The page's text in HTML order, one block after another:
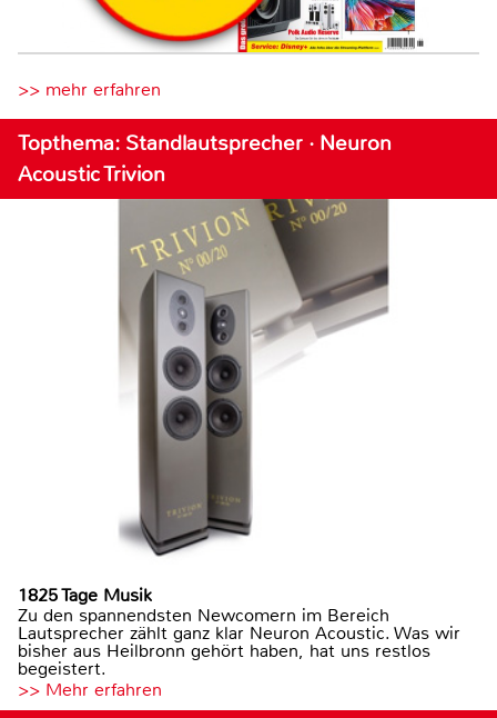
>> mehr erfahren
Topthema: Standlautsprecher · Neuron
Acoustic Trivion
1825 Tage Musik
Zu den spannendsten Newcomern im Bereich
Lautsprecher zählt ganz klar Neuron Acoustic. Was wir
bisher aus Heilbronn gehört haben, hat uns restlos
begeistert.
>> Mehr erfahren